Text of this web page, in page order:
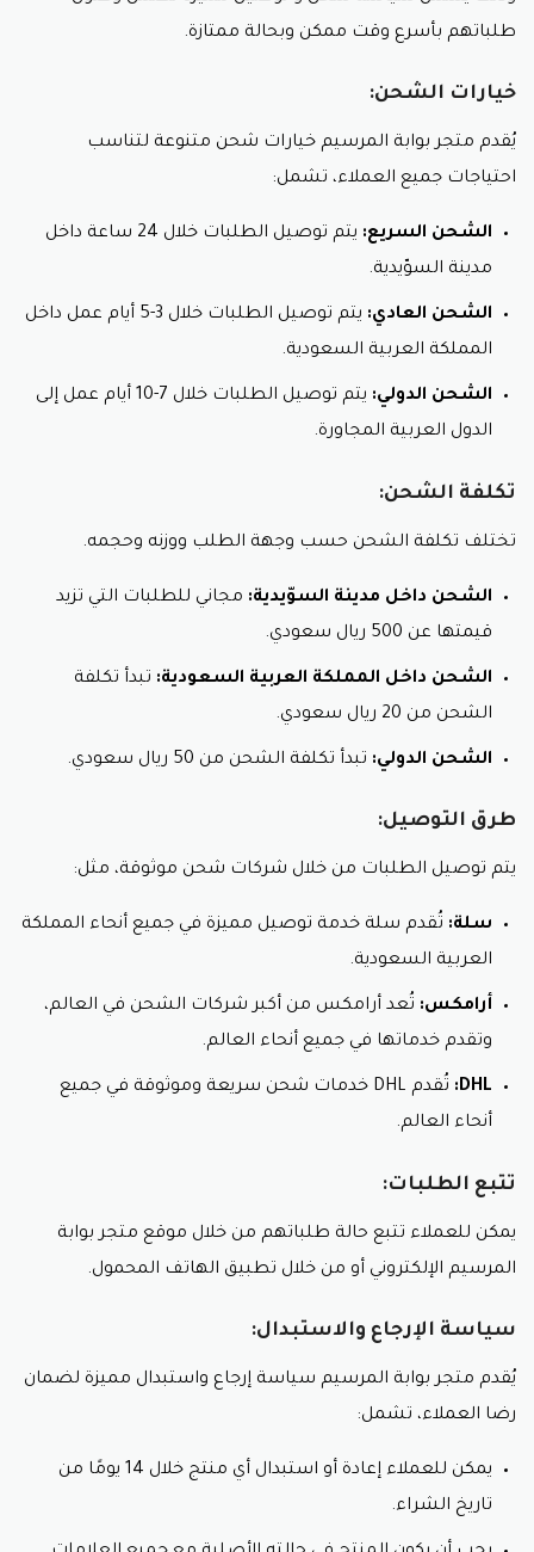
شاني.
جيفنشي.
فيرساتشي.
أرماني.
لانكوم.
بافلوجي.
أنواع العطور الرجالية في متجر بوابة
العطور الشرقية:
مكونات مثل العود و العنبر و المسك.
تتميز برائحتها المنعشة و الخفيفة، و غالبًا ما تحتوي
على مكونات مثل الحمضيات و الزهور و الأعشاب.
العطور الخشبية:
تتميز برائحتها الدافئة و الغنية، و غالبًا ما تحتوي على
الباتشولي ويمكنك شراء العطر بسعر بسيط مع كود
خصم بوابة المراسيم.
العطور المائية:
تتميز برائحتها المنعشة و العطرية، و غالبًا ما تحتوي
البحرية ويتوفر العطر بسعر بسيط مع كود خصم
بوابة المراسيم.
العطور العطرية:
تتميز برائحتها الحارة و الغنية، و غالبًا ما تحتوي على
مكونات مثل التوابل و الأعشاب و خشب الصندل.
و يقدم متجر بوابة المراسيم أيضًا مجموعة من العطور
الرجالية الموسمية و العطور الخاصة بالمناسبات، مثل:
عطور رمضان.
و يحرص متجر بوابة المراسيم على تقديم أفضل العروض و
التخفيضات على العطور، مثل:
تخفيضات على العطور الجديدة.
تخفيضات على مجموعات العطور مع قسيمة شراء
بوابة المراسيم.
الخاص بمتجر بوابة المراسيم، و استبدال هذه النقاط
بخصومات على العطور.
طلباتهم بأسرع وقت ممكن وبحالة ممتازة.
خيارات الشحن:
يُقدم متجر بوابة المرسيم خيارات شحن متنوعة لتناسب
احتياجات جميع العملاء، تشمل:
الشحن السريع:
يتم توصيل الطلبات خلال 24 ساعة داخل
مدينة السوّيدية.
الشحن العادي:
يتم توصيل الطلبات خلال 3-5 أيام عمل داخل
المملكة العربية السعودية.
الشحن الدولي:
يتم توصيل الطلبات خلال 7-10 أيام عمل إلى
الدول العربية المجاورة.
تكلفة الشحن:
تختلف تكلفة الشحن حسب وجهة الطلب ووزنه وحجمه.
الشحن داخل مدينة السوّيدية: مجاني للطلبات التي تزيد
قيمتها عن 500 ريال سعودي.
الشحن داخل المملكة العربية السعودية: تبدأ تكلفة
الشحن من 20 ريال سعودي.
الشحن الدولي: تبدأ تكلفة الشحن من 50 ريال سعودي.
طرق التوصيل:
يتم توصيل الطلبات من خلال شركات شحن موثوقة، مثل:
سلة: تُقدم سلة خدمة توصيل مميزة في جميع أنحاء المملكة
العربية السعودية.
أرامكس: تُعد أرامكس من أكبر شركات الشحن في العالم،
وتقدم خدماتها في جميع أنحاء العالم.
DHL:
تُقدم DHL خدمات شحن سريعة وموثوقة في جميع
أنحاء العالم.
تتبع الطلبات:
يمكن للعملاء تتبع حالة طلباتهم من خلال موقع متجر بوابة
المرسيم الإلكتروني أو من خلال تطبيق الهاتف المحمول.
سياسة الإرجاع والاستبدال:
يُقدم متجر بوابة المرسيم سياسة إرجاع واستبدال مميزة لضمان
رضا العملاء، تشمل:
يمكن للعملاء إعادة أو استبدال أي منتج خلال 14 يومًا من
تاريخ الشراء.